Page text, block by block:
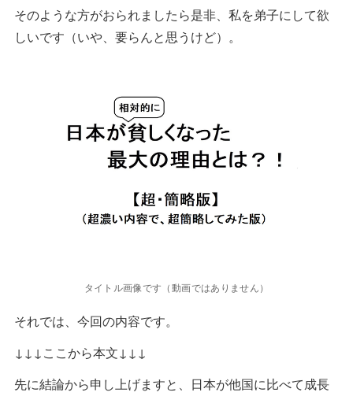
そのような方がおられましたら是非、私を弟子にして欲
しいです（いや、要らんと思うけど）。
タイトル画像です（動画ではありません）
それでは、今回の内容です。
↓↓↓ここから本文↓↓↓
先に結論から申し上げますと、日本が他国に比べて成長